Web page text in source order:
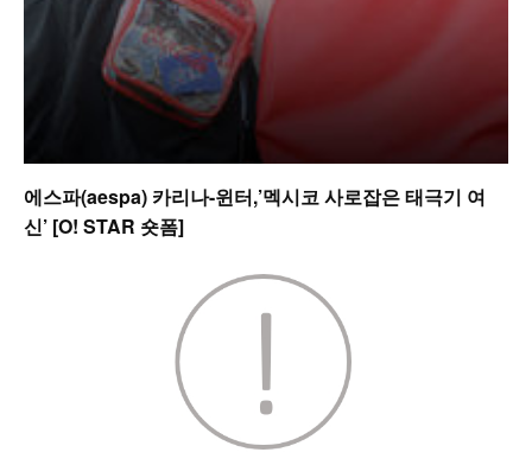
에스파(aespa) 카리나-윈터,’멕시코 사로잡은 태극기 여
신’ [O! STAR 숏폼]